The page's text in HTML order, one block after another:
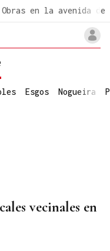
Obras en la avenida de
Esgos Nogueira
vecinales en